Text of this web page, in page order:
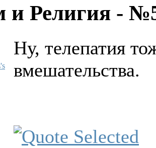
и Религия -
Ну, телепатия
вмешательства.